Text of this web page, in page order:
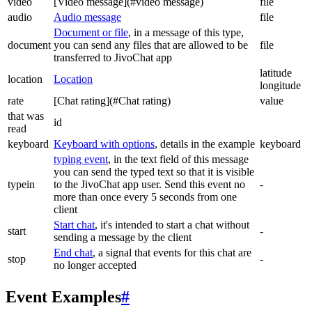
audio
Audio message file
document
Document or file, in a message of this type,
you can send any files that are allowed to be
transferred to JivoChat app
file
location Location
latitude
longitude
rate
[Chat rating](#Chat rating)
value
that was
read
id
keyboard Keyboard with options, details in the example keyboard
typein
typing event, in the text field of this message
you can send the typed text so that it is visible
to the JivoChat app user. Send this event no
more than once every 5 seconds from one
client
-
start
Start chat, it's intended to start a chat without
sending a message by the client
-
stop
End chat, a signal that events for this chat are
no longer accepted
-
Event Examples#